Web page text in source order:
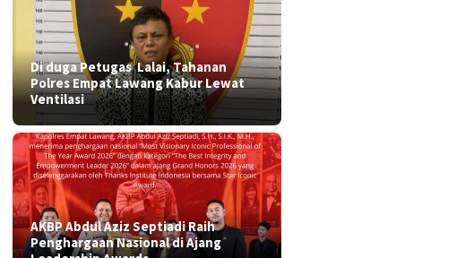
​Di duga Petugas Lalai, Tahanan
Polres Empat Lawang Kabur Lewat
Ventilasi
AKBP Abdul Aziz Septiadi Raih
Penghargaan Nasional di Ajang